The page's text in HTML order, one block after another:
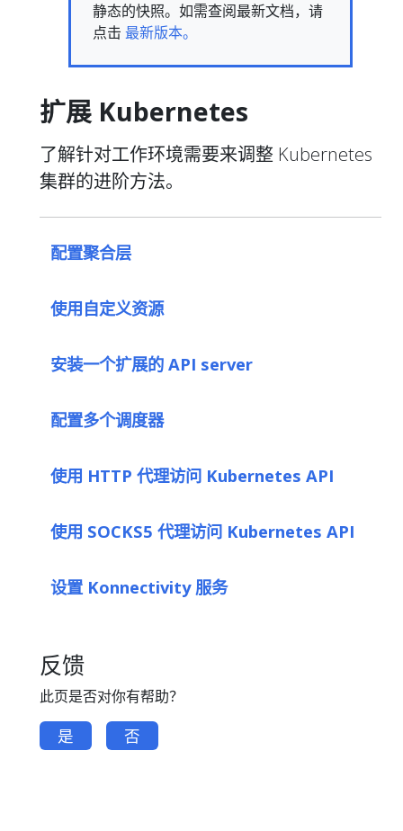
静态的快照。如需查阅最新文档，请
点击 最新版本。
扩展 Kubernetes
了解针对工作环境需要来调整 Kubernetes
集群的进阶方法。
配置聚合层
使用自定义资源
安装一个扩展的 API server
配置多个调度器
使用 HTTP 代理访问 Kubernetes API
使用 SOCKS5 代理访问 Kubernetes API
设置 Konnectivity 服务
反馈
此页是否对你有帮助？
是 否